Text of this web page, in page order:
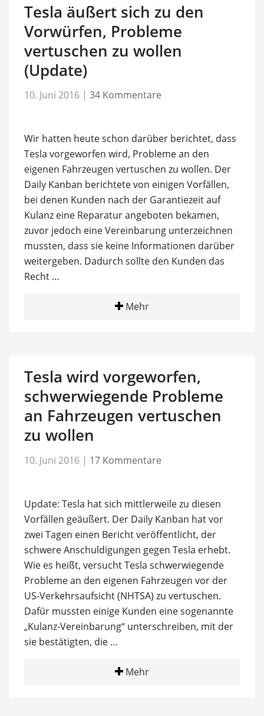
Tesla äußert sich zu den
Vorwürfen, Probleme
vertuschen zu wollen
(Update)
10. Juni 2016 | 34 Kommentare
Wir hatten heute schon darüber berichtet, dass
Tesla vorgeworfen wird, Probleme an den
eigenen Fahrzeugen vertuschen zu wollen. Der
Daily Kanban berichtete von einigen Vorfällen,
bei denen Kunden nach der Garantiezeit auf
Kulanz eine Reparatur angeboten bekamen,
zuvor jedoch eine Vereinbarung unterzeichnen
mussten, dass sie keine Informationen darüber
weitergeben. Dadurch sollte den Kunden das
Recht …
Mehr
Tesla wird vorgeworfen,
schwerwiegende Probleme
an Fahrzeugen vertuschen
zu wollen
10. Juni 2016 | 17 Kommentare
Update: Tesla hat sich mittlerweile zu diesen
Vorfällen geäußert. Der Daily Kanban hat vor
zwei Tagen einen Bericht veröffentlicht, der
schwere Anschuldigungen gegen Tesla erhebt.
Wie es heißt, versucht Tesla schwerwiegende
Probleme an den eigenen Fahrzeugen vor der
US-Verkehrsaufsicht (NHTSA) zu vertuschen.
Dafür mussten einige Kunden eine sogenannte
„Kulanz-Vereinbarung“ unterschreiben, mit der
sie bestätigten, die …
Mehr